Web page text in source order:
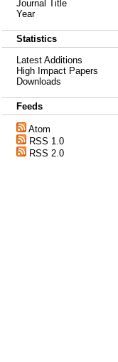
Journal Title
Year
Statistics
Latest Additions
High Impact Papers
Downloads
Feeds
Atom
RSS 1.0
RSS 2.0